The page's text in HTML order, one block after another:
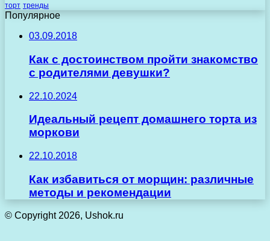
торт тренды
Популярное
03.09.2018
Как с достоинством пройти знакомство
с родителями девушки?
22.10.2024
Идеальный рецепт домашнего торта из
моркови
22.10.2018
Как избавиться от морщин: различные
методы и рекомендации
© Copyright 2026, Ushok.ru